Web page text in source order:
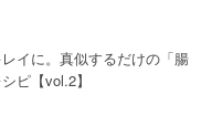
イに。真似するだけの「腸
ピ【vol.2】